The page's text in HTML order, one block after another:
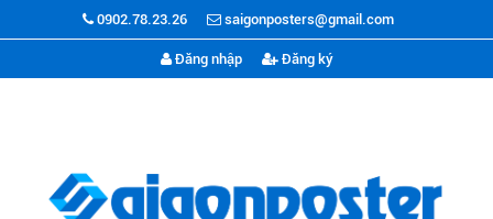
0902.78.23.26 saigonposters@gmail.com
Đăng nhập Đăng ký